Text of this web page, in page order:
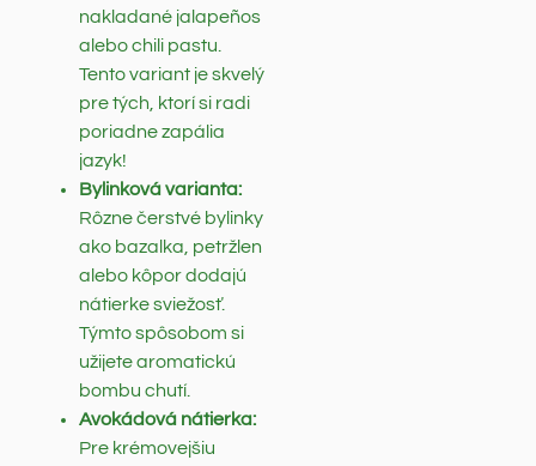
nakladané jalapeños
alebo chili pastu.
Tento variant je skvelý
pre tých, ktorí si radi
poriadne zapália
jazyk!
Bylinková varianta:
Rôzne čerstvé bylinky
ako bazalka, petržlen
alebo kôpor dodajú
nátierke sviežosť.
Týmto spôsobom si
užijete aromatickú
bombu chutí.
Avokádová nátierka:
Pre krémovejšiu